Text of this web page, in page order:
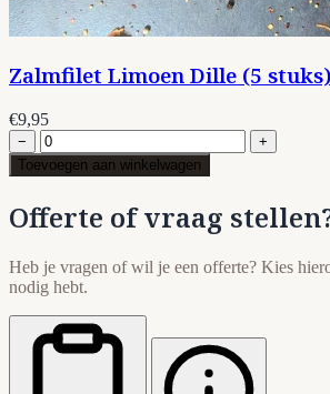
Zalmfilet Limoen Dille (5 stuks)
€9,95
−
+
Toevoegen aan winkelwagen
Offerte of vraag
Heb je vragen of wil je een offerte? Kies
nodig hebt.